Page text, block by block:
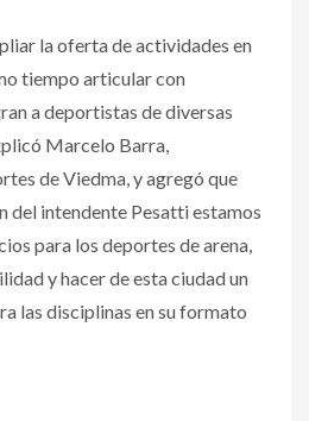
la oferta de actividades en
tiempo articular con
a deportistas de diversas
Marcelo Barra,
de Viedma, y agregó que
del intendente Pesatti estamos
para los deportes de arena,
y hacer de esta ciudad un
las disciplinas en su formato